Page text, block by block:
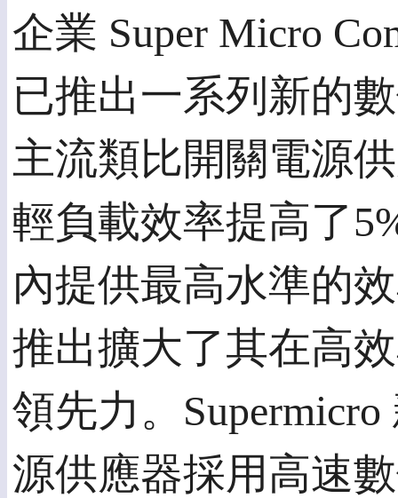
企業 Super Micro
已推出一系列新的
主流類比開關電源
輕負載效率提高了
內提供最高水準的
推出擴大了其在高
領先力。
源供應器採用高速